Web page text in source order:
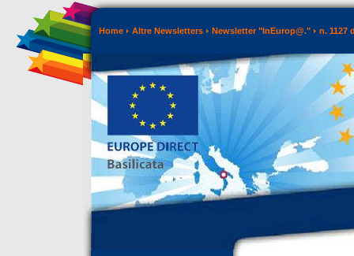
Home Altre Newsletters Newsletter "InEurop@." n. 1127